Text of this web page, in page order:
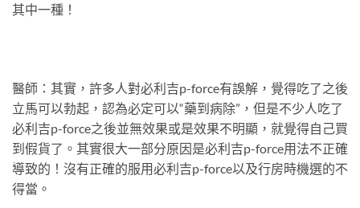
其中一種！
醫師：其實，許多人對必利吉p-force有誤解，覺得吃了之後
立馬可以勃起，認為必定可以“藥到病除”，但是不少人吃了
必利吉p-force之後並無效果或是效果不明顯，就覺得自己買
到假貨了。其實很大一部分原因是必利吉p-force用法不正確
導致的！沒有正確的服用必利吉p-force以及行房時機選的不
得當。